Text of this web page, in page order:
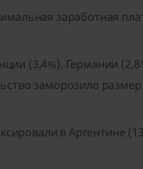
заработная
(3,4%), Германии
заморозило
в Аргентине